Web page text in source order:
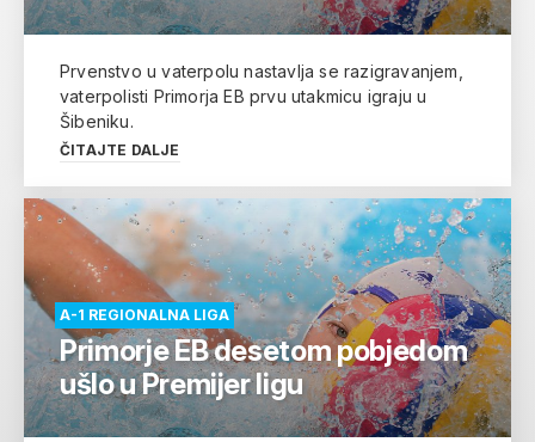
Prvenstvo u vaterpolu nastavlja se razigravanjem,
vaterpolisti Primorja EB prvu utakmicu igraju u
Šibeniku.
ČITAJTE DALJE
A-1 REGIONALNA LIGA
Primorje EB desetom pobjedom
ušlo u Premijer ligu